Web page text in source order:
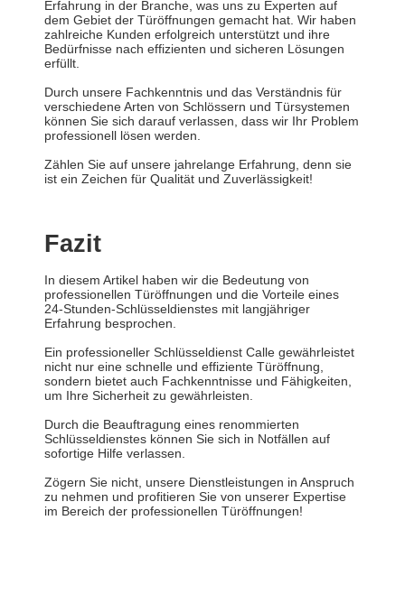
Erfahrung in der Branche, was uns zu Experten auf
dem Gebiet der Türöffnungen gemacht hat. Wir haben
zahlreiche Kunden erfolgreich unterstützt und ihre
Bedürfnisse nach effizienten und sicheren Lösungen
erfüllt.
Durch unsere Fachkenntnis und das Verständnis für
verschiedene Arten von Schlössern und Türsystemen
können Sie sich darauf verlassen, dass wir Ihr Problem
professionell lösen werden.
Zählen Sie auf unsere jahrelange Erfahrung, denn sie
ist ein Zeichen für Qualität und Zuverlässigkeit!
Fazit
In diesem Artikel haben wir die Bedeutung von
professionellen Türöffnungen und die Vorteile eines
24-Stunden-Schlüsseldienstes mit langjähriger
Erfahrung besprochen.
Ein professioneller Schlüsseldienst Calle gewährleistet
nicht nur eine schnelle und effiziente Türöffnung,
sondern bietet auch Fachkenntnisse und Fähigkeiten,
um Ihre Sicherheit zu gewährleisten.
Durch die Beauftragung eines renommierten
Schlüsseldienstes können Sie sich in Notfällen auf
sofortige Hilfe verlassen.
Zögern Sie nicht, unsere Dienstleistungen in Anspruch
zu nehmen und profitieren Sie von unserer Expertise
im Bereich der professionellen Türöffnungen!